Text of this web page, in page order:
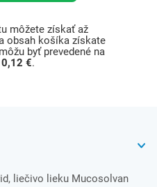
môžete získať až
obsah košíka získate
byť prevedené na
0,12 €.
liečivo lieku Mucosolvan